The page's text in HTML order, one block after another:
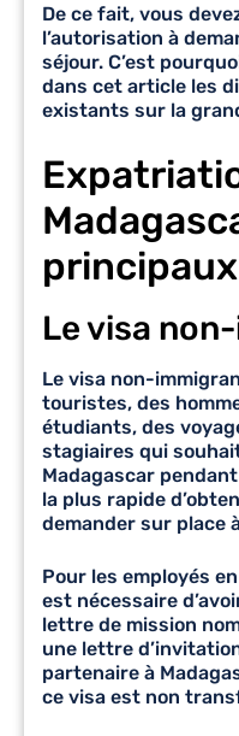
De ce fait, vous
l’autorisation à
séjour. C’est
dans cet article les
existants sur la
Le visa
Le visa non-
touristes, des
étudiants, des
stagiaires qui
Madagascar
la plus rapide
demander sur place
Pour les employés
est nécessaire
lettre de mission
une lettre
partenaire à
ce visa est non